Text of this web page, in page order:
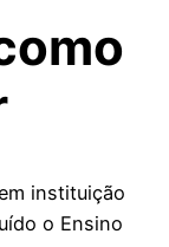
instituição
o Ensino